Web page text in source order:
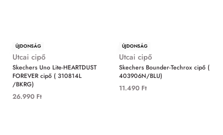
ÚJDONSÁG
Utcai cipő
Skechers Uno Lite-HEARTDUST
FOREVER cipő ( 310814L
/BKRG)
26.990 Ft
ÚJDONSÁG
Utcai cipő
Skechers Bounder-Techrox cipő (
403906N/BLU)
11.490 Ft